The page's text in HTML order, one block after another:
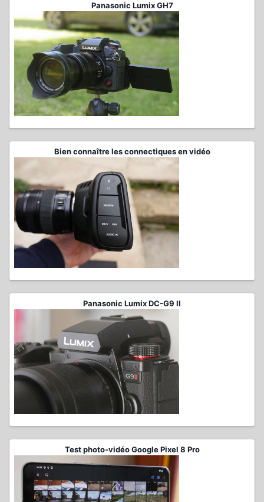
Panasonic Lumix GH7
Bien connaître les connectiques en vidéo
Panasonic Lumix DC-G9 II
Test photo-vidéo Google Pixel 8 Pro